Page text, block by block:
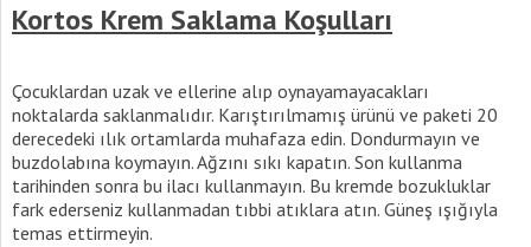
Kortos Krem Saklama Koşulları
Çocuklardan uzak ve ellerine alıp oynayamayacakları
noktalarda saklanmalıdır. Karıştırılmamış ürünü ve paketi 20
derecedeki ılık ortamlarda muhafaza edin. Dondurmayın ve
buzdolabına koymayın. Ağzını sıkı kapatın. Son kullanma
tarihinden sonra bu ilacı kullanmayın. Bu kremde bozukluklar
fark ederseniz kullanmadan tıbbi atıklara atın. Güneş ışığıyla
temas ettirmeyin.